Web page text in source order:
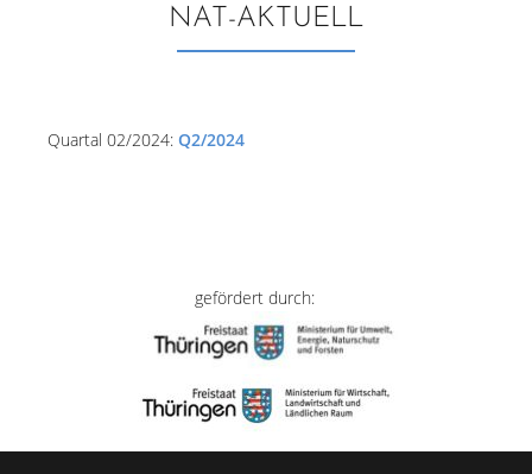
NAT-AKTUELL
Quartal 02/2024: Q2/2024
gefördert durch: